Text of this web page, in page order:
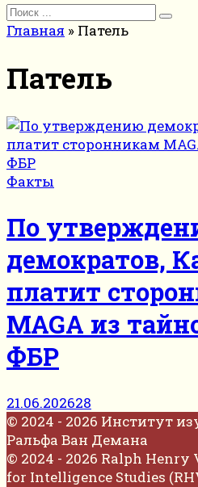
Search
for:
Главная » Патель
Патель
Факты
По
демократов,
платит
MAGA из
ФБР
21.06.202628
© 2024 - 2026 Институт
Ральфа Ван Демана
© 2024 - 2026 Ralph
for Intelligence Studies